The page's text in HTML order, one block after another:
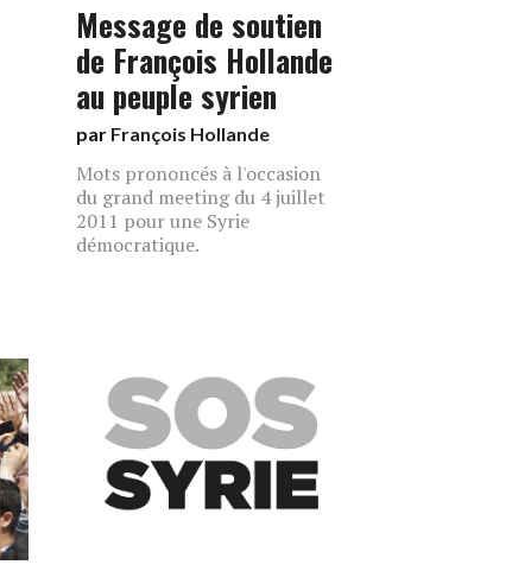
Message de soutien
de François Hollande
au peuple syrien
par François Hollande
Mots prononcés à l'occasion
du grand meeting du 4 juillet
2011 pour une Syrie
démocratique.